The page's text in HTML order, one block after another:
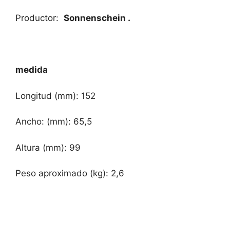
Productor: Sonnenschein .
medida
Longitud (mm): 152
Ancho: (mm): 65,5
Altura (mm): 99
Peso aproximado (kg): 2,6